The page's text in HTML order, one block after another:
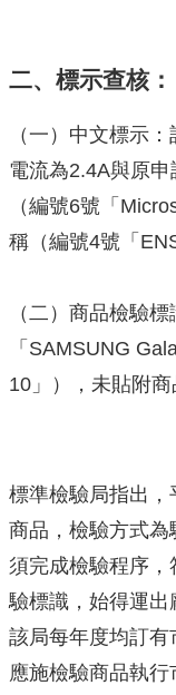
二、標示查核：
（一）中文標示
電流為2.4A與原
（編號6號「
稱（編號4號「
（二）商品檢驗
「SAMSUNG
10」），未貼附商
標準檢驗局指出
商品，檢驗方式
須完成檢驗程序
驗標識，始得運出
該局每年度均訂有
應施檢驗商品執